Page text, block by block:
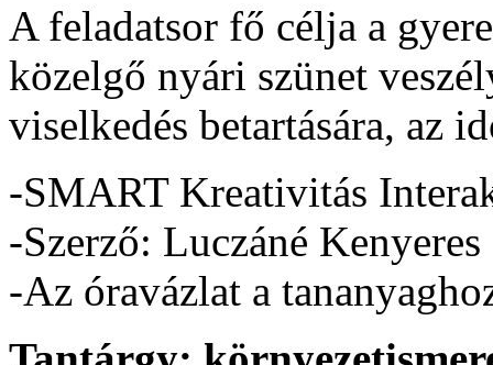
A feladatsor fő célja a
közelgő nyári szünet
viselkedés betartására, az
-SMART Kreativitás
-Szerző: Luczáné
-Az óravázlat a